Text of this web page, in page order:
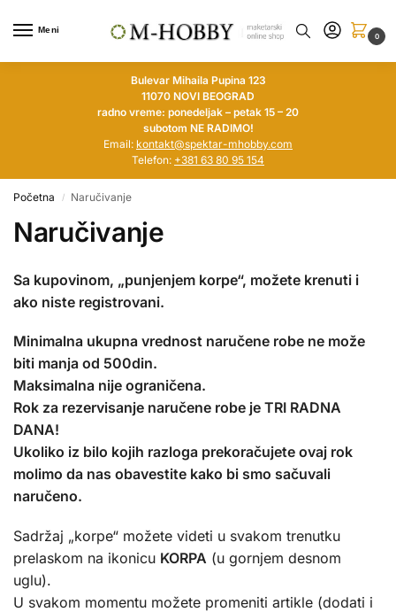
Meni
0
Bulevar Mihaila Pupina 123
11070 NOVI BEOGRAD
radno vreme: ponedeljak – petak 15 – 20
subotom NE RADIMO!
Email: kontakt@spektar-mhobby.com
Telefon: +381 63 80 95 154
Početna / Naručivanje
Naručivanje
Sa kupovinom, „punjenjem korpe“, možete krenuti i
ako niste registrovani.
Minimalna ukupna vrednost naručene robe ne može
biti manja od 500din.
Maksimalna nije ograničena.
Rok za rezervisanje naručene robe je TRI RADNA
DANA!
Ukoliko iz bilo kojih razloga prekoračujete ovaj rok
molimo da nas obavestite kako bi smo sačuvali
naručeno.
Sadržaj „korpe“ možete videti u svakom trenutku
prelaskom na ikonicu KORPA (u gornjem desnom
uglu).
U svakom momentu možete promeniti artikle (dodati i